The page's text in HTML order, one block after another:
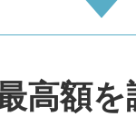
高額を